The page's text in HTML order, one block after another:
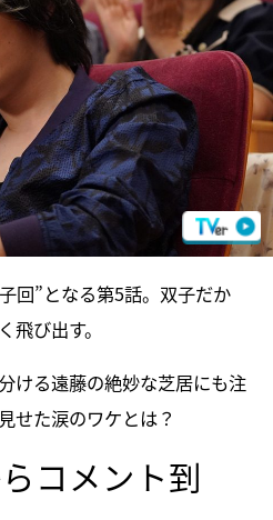
回”となる第5話。双子だか
飛び出す。
ける遠藤の絶妙な芝居にも注
せた涙のワケとは？
コメント到